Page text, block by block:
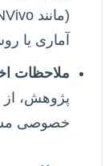
آماری یا
ملاحظات
پژوهش، از
خصوصی